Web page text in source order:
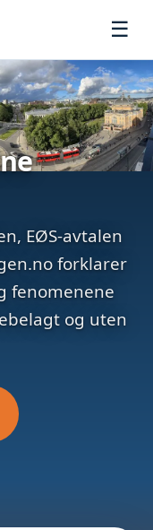
☰
EØS-avtalen
forklarer
fenomenene
og uten